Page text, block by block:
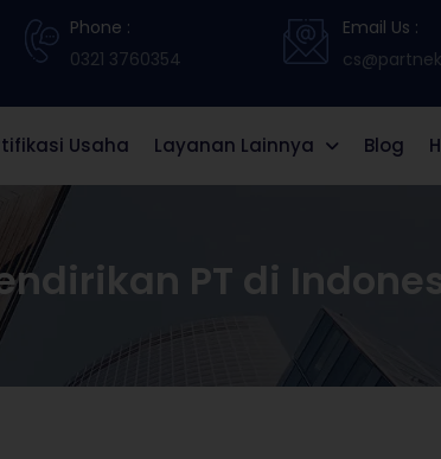
Phone :
0321 3760354
Email Us :
Usaha Layanan Lainnya Blog
PT di